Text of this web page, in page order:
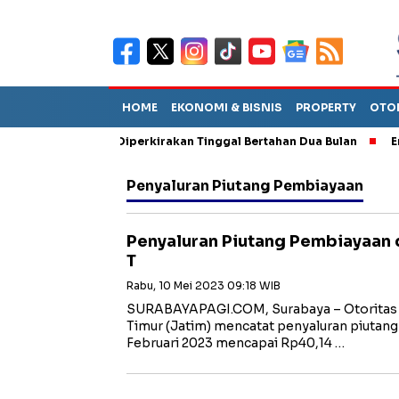
HOME EKONOMI & BISNIS PROPERTY
Sebut TPA Diperkirakan Tinggal Bertahan Dua Bulan
Penyaluran Piutang Pembiayaan
Penyaluran Piutang
T
Rabu, 10 Mei 2023 09:18 WIB
SURABAYAPAGI.COM, Surabaya –
Timur (Jatim) mencatat penyaluran
Februari 2023 mencapai Rp40,14 …